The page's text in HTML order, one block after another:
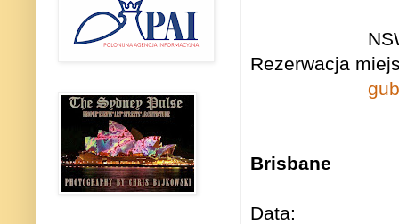
Rezerwacja
Brisbane
Data: